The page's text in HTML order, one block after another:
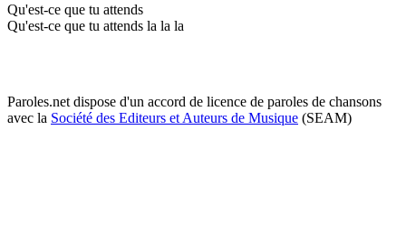
Qu'est-ce que tu attends
Qu'est-ce que tu attends la la la
Paroles.net dispose d'un accord de licence de paroles de chansons
avec la Société des Editeurs et Auteurs de Musique (SEAM)